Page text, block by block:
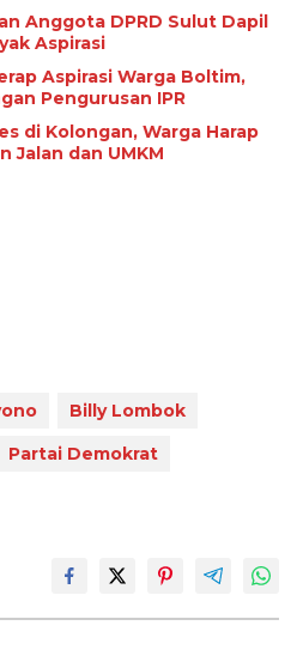
Anggota DPRD Sulut Dapil
Aspirasi
Aspirasi Warga Boltim,
Pengurusan IPR
di Kolongan, Warga Harap
ada Bantuan Penerangan Jalan dan UMKM
Billy Lombok
Partai Demokrat